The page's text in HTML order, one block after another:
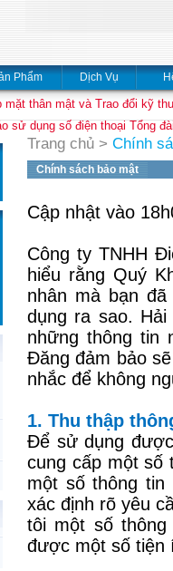
Phẩm Dịch Vụ
mặt thân mật và Trao đổi kỹ
sử dụng số điện thoại Tổng
Trang chủ > Chính
Chính sách bảo mật
Cập nhật vào
Công ty TNHH
hiểu rằng Quý
nhân mà bạn
dụng ra sao.
những thông tin
Đăng đảm bảo
nhắc để không
1. Thu thập
Để sử dụng
cung cấp một số
một số thông tin
xác định rõ yêu
tôi một số
được một số tiện